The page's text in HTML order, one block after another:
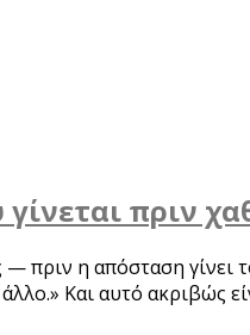
πριν
πριν η απόσταση γίνει
Και αυτό ακριβώς